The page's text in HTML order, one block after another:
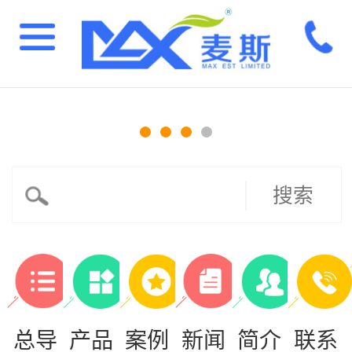
搜索
总导 产品 案例 新闻 简介 联系